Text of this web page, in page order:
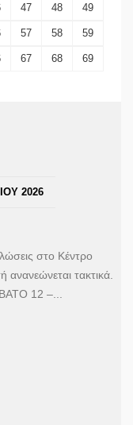
47 48 49
57 58 59
67 68 69
2026
στο Κέντρο
τακτικά.
12 –...